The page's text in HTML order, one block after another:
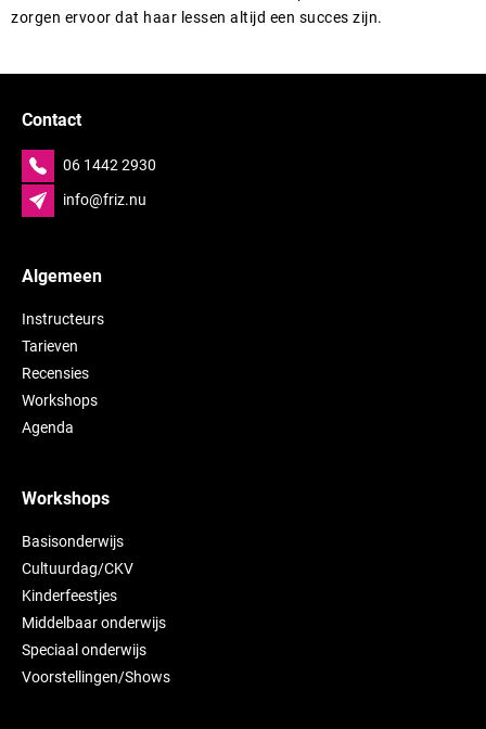
zorgen ervoor dat haar lessen altijd een succes zijn.
Contact
06 1442 2930
info@friz.nu
Algemeen
Instructeurs
Tarieven
Recensies
Workshops
Agenda
Workshops
Basisonderwijs
Cultuurdag/CKV
Kinderfeestjes
Middelbaar onderwijs
Speciaal onderwijs
Voorstellingen/Shows